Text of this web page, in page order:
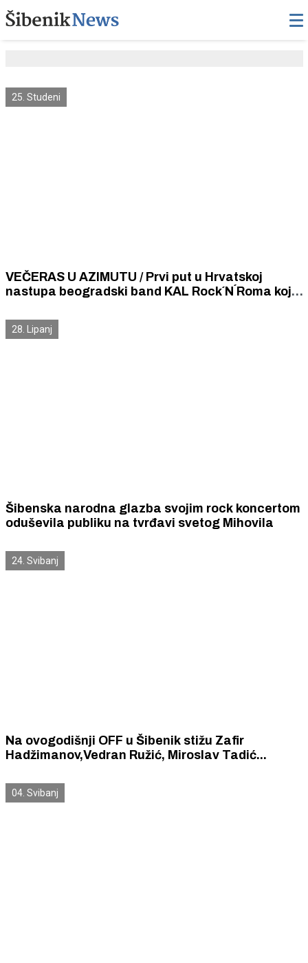
25. Studeni
VEČERAS U AZIMUTU / Prvi put u Hrvatskoj
nastupa beogradski band KAL Rock´N´Roma koji
jazzom.
28. Lipanj
Šibenska narodna glazba svojim rock koncertom
oduševila publiku na tvrđavi svetog Mihovila
24. Svibanj
Na ovogodišnji OFF u Šibenik stižu Zafir
Hadžimanov,Vedran Ružić, Miroslav Tadić...
04. Svibanj